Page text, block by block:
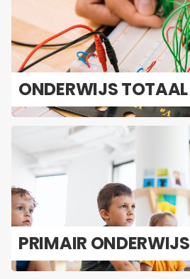
ON­DER­WIJS TO­TAAL
PRI­MAIR ON­DER­WIJS